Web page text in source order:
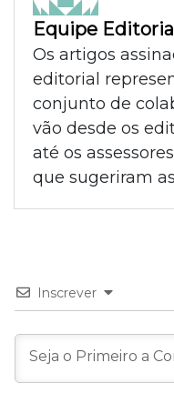
Equipe
Os artigos
editorial
conjunto de
vão desde os
até os
que sugeriram
Inscrever